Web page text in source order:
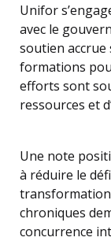
Unifor
avec le
soutien accrue
formations
efforts sont
ressources et
Une note
à réduire le
transformation
chroniques
concurrence